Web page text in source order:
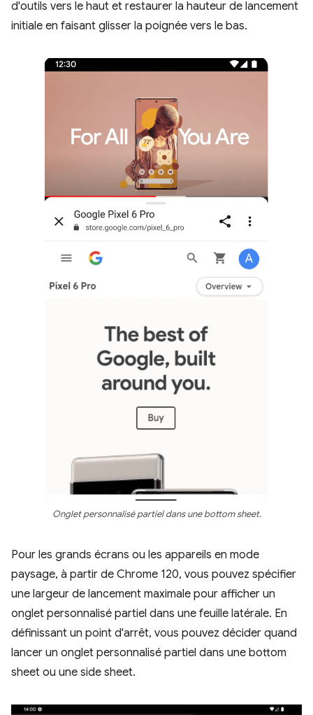
d'outils vers le haut et restaurer la hauteur de lancement
initiale en faisant glisser la poignée vers le bas.
Onglet personnalisé partiel dans une bottom sheet.
Pour les grands écrans ou les appareils en mode
paysage, à partir de Chrome 120, vous pouvez spécifier
une largeur de lancement maximale pour afficher un
onglet personnalisé partiel dans une feuille latérale. En
définissant un point d'arrêt, vous pouvez décider quand
lancer un onglet personnalisé partiel dans une bottom
sheet ou une side sheet.